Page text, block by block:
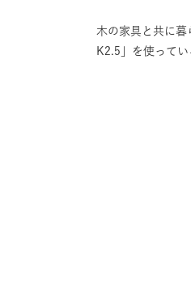
木の家具と共に暮
K2.5」を使ってい